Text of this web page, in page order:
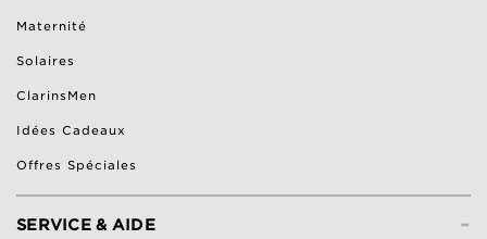
Maternité
Solaires
ClarinsMen
Idées Cadeaux
Offres Spéciales
-
SERVICE & AIDE